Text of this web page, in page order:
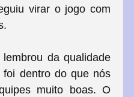
virar o jogo com
da qualidade
dentro do que nós
muito boas. O